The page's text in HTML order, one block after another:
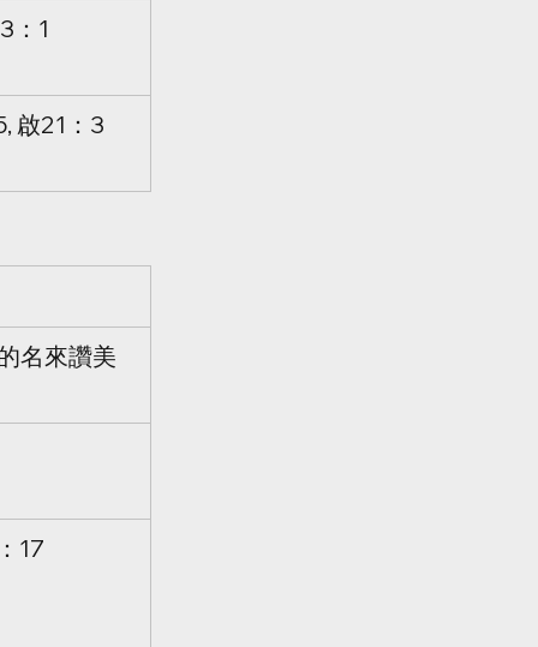
：1
啟21：3
名來讚美
17